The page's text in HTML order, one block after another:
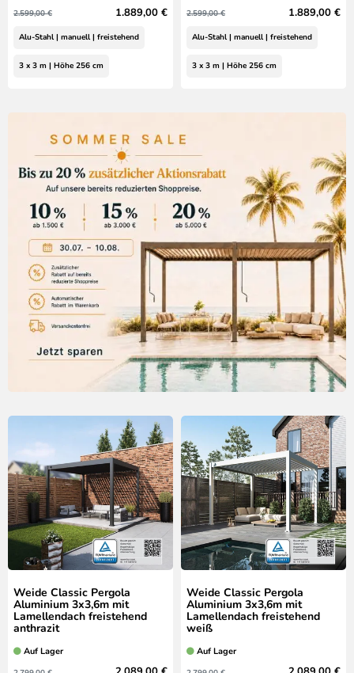
2.599,00 € 1.889,00 €
Alu-Stahl | manuell | freistehend
3 x 3 m | Höhe 256 cm
2.599,00 € 1.889,00 €
Alu-Stahl | manuell | freistehend
3 x 3 m | Höhe 256 cm
Weide Classic Pergola
Aluminium 3x3,6m mit
Lamellendach freistehend
anthrazit
Auf Lager
Weide Classic Pergola
Aluminium 3x3,6m mit
Lamellendach freistehend
weiß
Auf Lager